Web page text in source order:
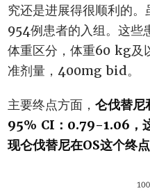
究还是进展得很顺利的
954例患者的入组。这些
体重区分，体重60 kg及
准剂量，400mg bid。
主要终点方面， 仑伐替尼
95% CI：0.79-1.06，这
现仑伐替尼在OS这个终